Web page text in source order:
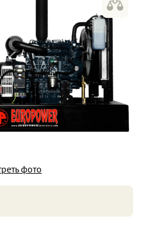
фото